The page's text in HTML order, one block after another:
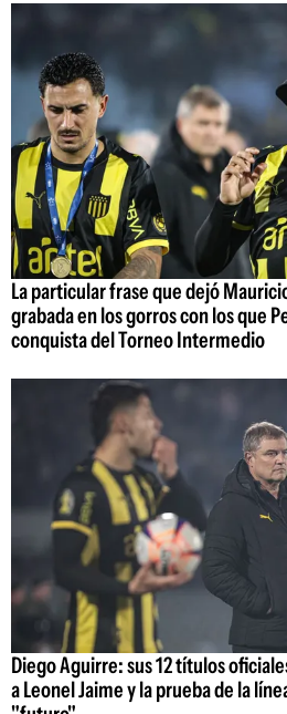
La particular frase que dejó
grabada en los gorros con los que
conquista del Torneo Intermedio
Diego Aguirre: sus 12 títulos
a Leonel Jaime y la prueba de la